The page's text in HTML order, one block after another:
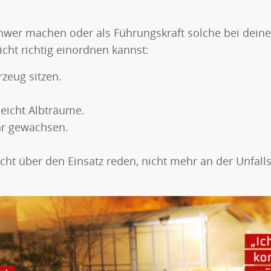
machen oder als Führungskraft solche bei
richtig einordnen kannst:
sitzen.
Albträume.
gewachsen.
über den Einsatz reden, nicht mehr an der